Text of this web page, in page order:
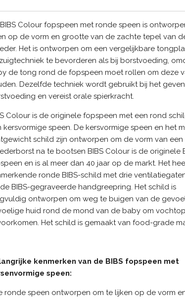
Colour fopspeen met ronde speen is
op de vorm en grootte van de zachte tepel van
Het is ontworpen om een vergelijkbare
te bevorderen als bij borstvoeding,
de tong rond de fopspeen moet rollen om deze
Dezelfde techniek wordt gebruikt bij het
en vereist orale spierkracht.
Colour is de originele fopspeen met een rond
kersvormige speen. De kersvormige speen en het
schild zijn ontworpen om de vorm van een
na te bootsen BIBS Colour is de originele
en is al meer dan 40 jaar op de markt. Het
ronde BIBS-schild met drie
BIBS-gegraveerde handgreepring. Het schild is
ontworpen om weg te buigen van de
huid rond de mond van de baby om
Het schild is gemaakt van food-grade
kenmerken van de BIBS fopspeen met
speen:
ronde speen ontworpen om te lijken op de vorm